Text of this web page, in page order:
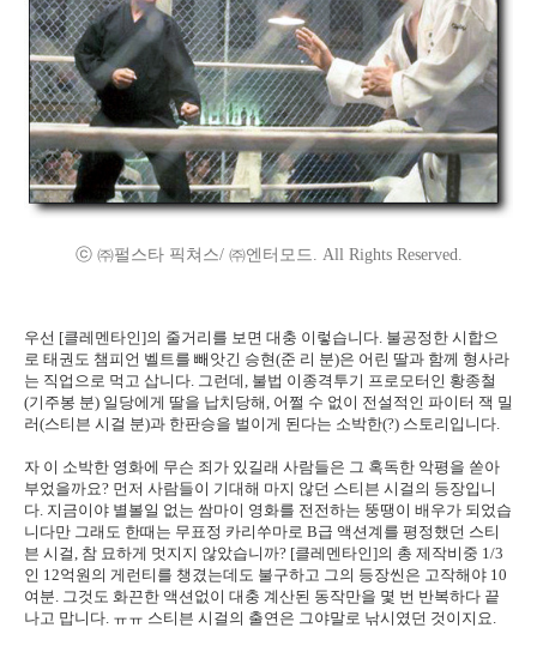
ⓒ ㈜펄스타 픽쳐스/ ㈜엔터모드. All Rights Reserved.
우선 [클레멘타인]의 줄거리를 보면 대충 이렇습니다. 불공정한 시합으
로 태권도 챔피언 벨트를 빼앗긴 승현(준 리 분)은 어린 딸과 함께 형사라
는 직업으로 먹고 삽니다. 그런데, 불법 이종격투기 프로모터인 황종철
(기주봉 분) 일당에게 딸을 납치당해, 어쩔 수 없이 전설적인 파이터 잭 밀
러(스티븐 시걸 분)과 한판승을 벌이게 된다는 소박한(?) 스토리입니다.
자 이 소박한 영화에 무슨 죄가 있길래 사람들은 그 혹독한 악평을 쏟아
부었을까요? 먼저 사람들이 기대해 마지 않던 스티븐 시걸의 등장입니
다. 지금이야 별볼일 없는 쌈마이 영화를 전전하는 뚱땡이 배우가 되었습
니다만 그래도 한때는 무표정 카리쑤마로 B급 액션계를 평정했던 스티
븐 시걸, 참 묘하게 멋지지 않았습니까? [클레멘타인]의 총 제작비중 1/3
인 12억원의 게런티를 챙겼는데도 불구하고 그의 등장씬은 고작해야 10
여분. 그것도 화끈한 액션없이 대충 계산된 동작만을 몇 번 반복하다 끝
나고 맙니다. ㅠㅠ 스티븐 시걸의 출연은 그야말로 낚시였던 것이지요.